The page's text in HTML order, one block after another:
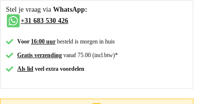
Stel je vraag via WhatsApp:
+31 683 530 426
Voor 16:00 uur besteld is morgen in huis
Gratis verzending vanaf 75.00 (incl.btw)*
Als lid veel extra voordelen